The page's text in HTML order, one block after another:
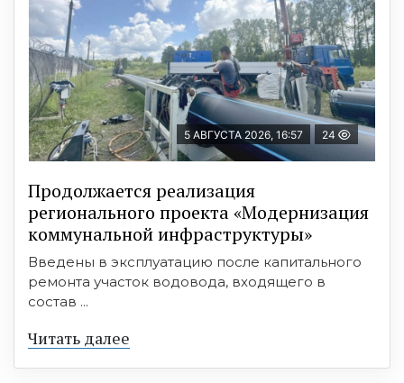
5 АВГУСТА 2026, 16:57 24
Продолжается реализация
регионального проекта «Модернизация
коммунальной инфраструктуры»
Введены в эксплуатацию после капитального
ремонта участок водовода, входящего в
состав ...
Читать далее